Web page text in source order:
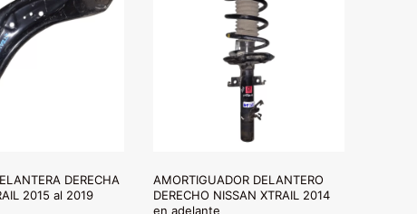
DERECHA
2015 al 2019
AMORTIGUADOR DELANTERO
DERECHO NISSAN XTRAIL 2014
en adelante